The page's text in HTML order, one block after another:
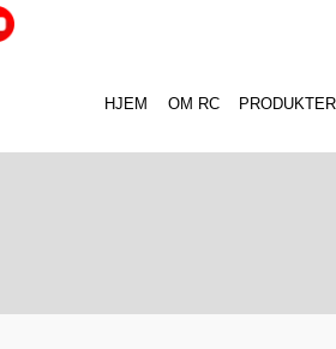
HJEM OM RC PRODUKTER